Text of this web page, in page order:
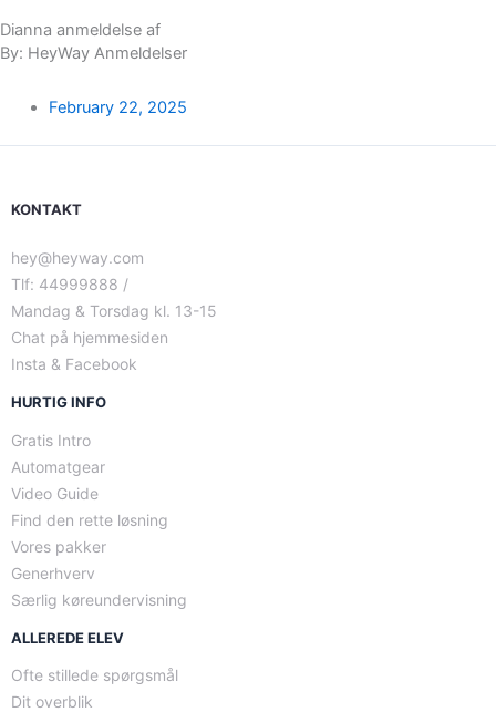
Dianna anmeldelse af
By: HeyWay Anmeldelser
February 22, 2025
KONTAKT
hey@heyway.com
Tlf: 44999888 /
Mandag & Torsdag kl. 13-15
Chat på hjemmesiden
Insta & Facebook
HURTIG INFO
Gratis Intro
Automatgear
Video Guide
Find den rette løsning
Vores pakker
Generhverv
Særlig køreundervisning
ALLEREDE ELEV
Ofte stillede spørgsmål
Dit overblik